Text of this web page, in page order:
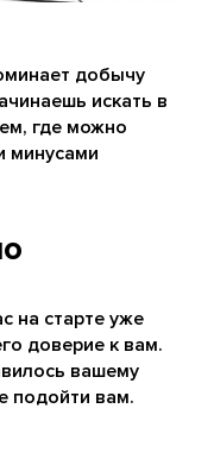
добычу
искать в
где можно
минусами
на старте уже
доверие к вам.
вашему
подойти вам.